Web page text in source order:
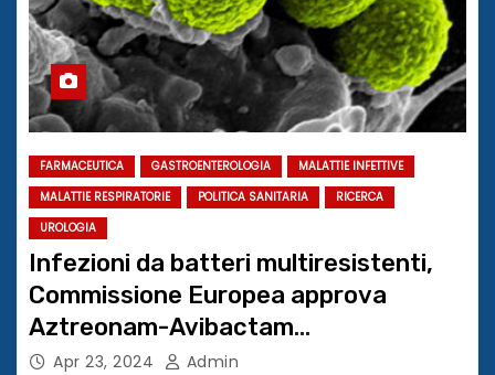
FARMACEUTICA GASTROENTEROLOGIA
MALATTIE INFETTIVE
MALATTIE RESPIRATORIE
POLITICA SANITARIA
RICERCA
UROLOGIA
Infezioni da batteri multiresistenti,
Commissione Europea approva
Aztreonam-Avibactam
(EMBLAVEO®)
Apr 23, 2024 Admin